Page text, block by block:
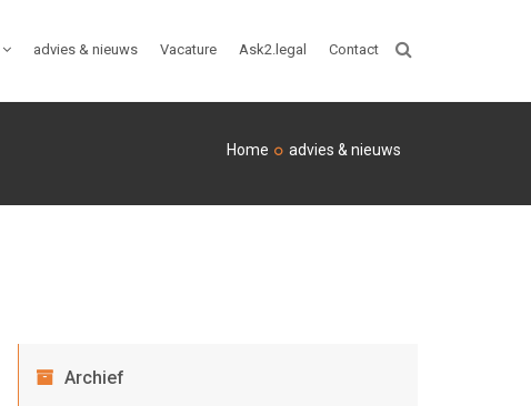
advies & nieuws Vacature Ask2.legal Contact
Home advies & nieuws
Archief